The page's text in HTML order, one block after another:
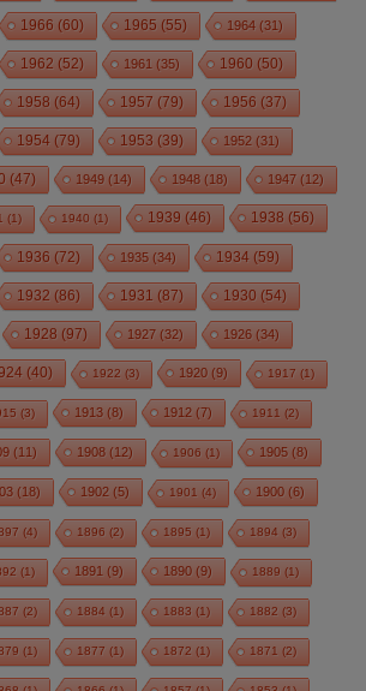
1966 (60) 1965 (55) 1964 (31)
1962 (52) 1961 (35) 1960 (50)
1958 (64) 1957 (79) 1956 (37)
1954 (79) 1953 (39) 1952 (31)
(47) 1949 (14) 1948 (18) 1947 (12)
(1) 1940 (1) 1939 (46) 1938 (56)
1936 (72) 1935 (34) 1934 (59)
1932 (86) 1931 (87) 1930 (54)
1928 (97) 1927 (32) 1926 (34)
(40) 1922 (3) 1920 (9) 1917 (1)
(3) 1913 (8) 1912 (7) 1911 (2)
(11) 1908 (12) 1906 (1) 1905 (8)
(18) 1902 (5) 1901 (4) 1900 (6)
(4) 1896 (2) 1895 (1) 1894 (3)
(1) 1891 (9) 1890 (9) 1889 (1)
(2) 1884 (1) 1883 (1) 1882 (3)
(1) 1877 (1) 1872 (1) 1871 (2)